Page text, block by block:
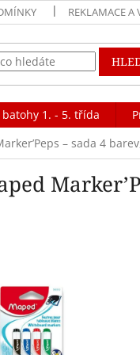
REKLAMACE A
batohy 1. - 5. třída
– sada 4